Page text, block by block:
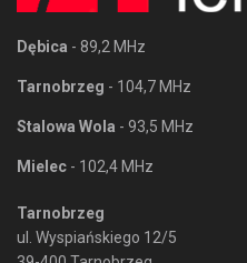
Dębica - 89,2 MHz
Tarnobrzeg - 104,7 MHz
Stalowa Wola - 93,5 MHz
Mielec - 102,4 MHz
Tarnobrzeg
ul. Wyspiańskiego 12/5